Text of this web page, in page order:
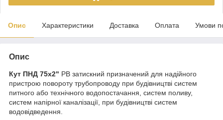
Опис Характеристики Доставка Оплата Умови
Опис
Кут ПНД 75х2" РВ затискний призначений для надійного
пристрою повороту трубопроводу при будівництві систем
питного або технічного водопостачання, систем поливу,
систем напірної каналізації, при будівництві систем
водовідведення.